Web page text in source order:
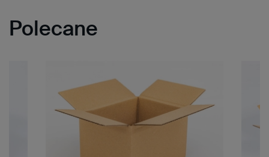
Polecane